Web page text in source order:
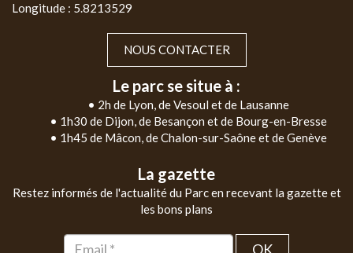
Longitude : 5.8213529
NOUS CONTACTER
Le parc se situe à :
• 2h de Lyon, de Vesoul et de Lausanne
• 1h30 de Dijon, de Besançon et de Bourg-en-Bresse
• 1h45 de Mâcon, de Chalon-sur-Saône et de Genève
La gazette
Restez informés de l'actualité du Parc en recevant la gazette et
les bons plans
OK